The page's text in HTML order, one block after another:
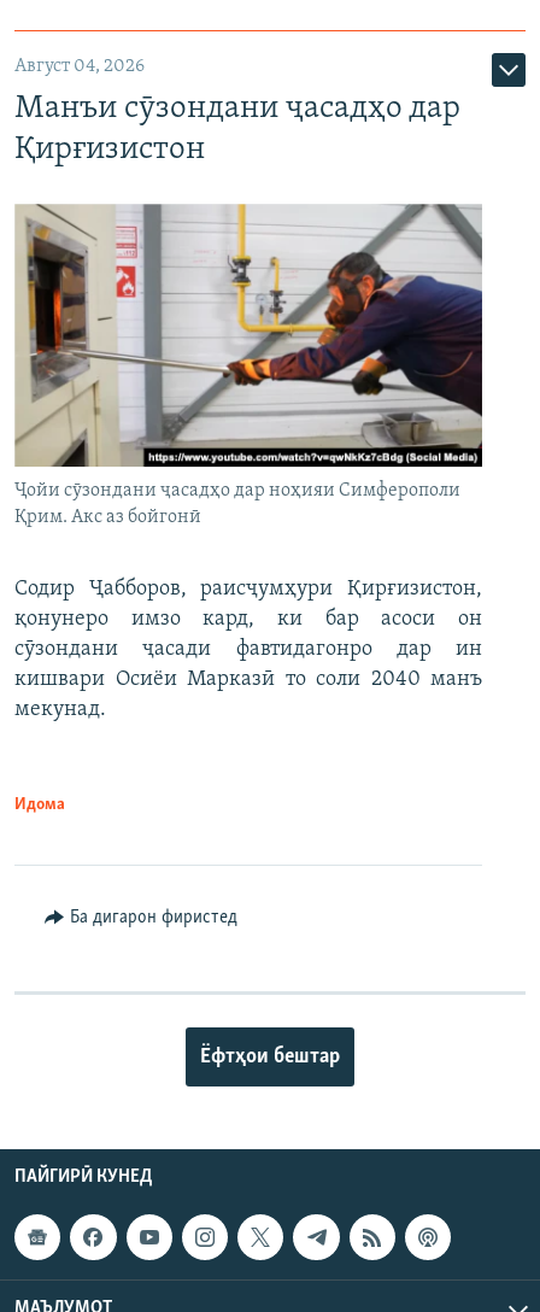
Август 04, 2026
Манъи сӯзондани ҷасадҳо дар
Қирғизистон
Ҷойи сӯзондани ҷасадҳо дар ноҳияи Симферополи
Қрим. Акс аз бойгонӣ
Содир Ҷабборов, раисҷумҳури Қирғизистон,
қонунеро имзо кард, ки бар асоси он
сӯзондани ҷасади фавтидагонро дар ин
кишвари Осиёи Марказӣ то соли 2040 манъ
мекунад.
Идома
Ба дигарон фиристед
Ёфтҳои бештар
ПАЙГИРӢ КУНЕД